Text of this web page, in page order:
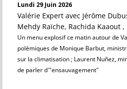
Lundi 29 Juin 2026
Valérie Expert avec Jérôme
Mehdy Raïche, Rachida Kaaout
Un menu explosif ce matin autour de
polémiques de Monique Barbut,
sur la climatisation ; Laurent Nuñez,
de parler d'"ensauvagement"